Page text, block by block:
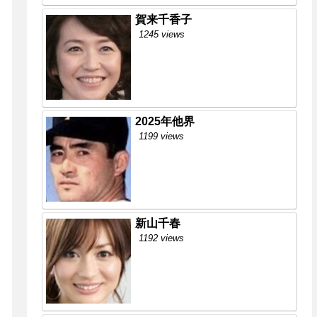
賀来千香子
1245 views
2025年他界
1199 views
新山千春
1192 views